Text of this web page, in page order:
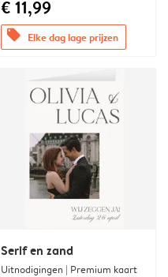
€ 11,99
offers Elke dag lage prijzen
Serif en zand
Uitnodigingen | Premium kaart